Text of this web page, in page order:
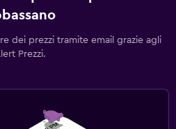
dei prezzi tramite email grazie agli
Prezzi.